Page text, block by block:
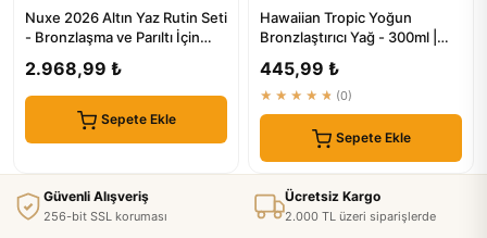
Nuxe 2026 Altın Yaz Rutin Seti
- Bronzlaşma ve Parıltı İçin
2.968,99 ₺
Sepete Ekle
Hawaiian Tropic Yoğun
Bronzlaştırıcı Yağ - 300ml |
Bronzlaştırma
445,99 ₺
★★★★★ (0)
Sepete Ekle
Güvenli Alışveriş
256-bit SSL koruması
Ücretsiz Kargo
2.000 TL üzeri siparişlerde